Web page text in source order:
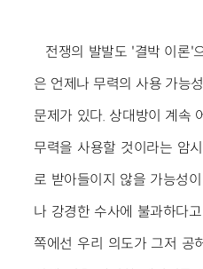
전쟁의 발발도 '결박 이론'
은 언제나 무력의 사용 가능
문제가 있다. 상대방이 계속
무력을 사용할 것이라는 암
로 받아들이지 않을 가능성
나 강경한 수사에 불과하다
쪽에선 우리 의도가 그저 공